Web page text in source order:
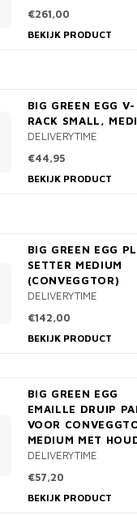
€261,00
BEKIJK PRODUCT
BIG GREEN EGG V-
RACK SMALL,
DELIVERYTIME
€44,95
BEKIJK PRODUCT
BIG GREEN EGG
SETTER MEDIUM
(CONVEGGTOR)
DELIVERYTIME
€142,00
BEKIJK PRODUCT
BIG GREEN EGG
EMAILLE DRUIP
VOOR
MEDIUM MET
DELIVERYTIME
€57,20
BEKIJK PRODUCT